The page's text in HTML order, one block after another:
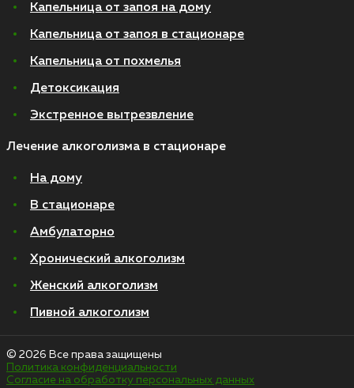
Капельница от запоя на дому
Капельница от запоя в стационаре
Капельница от похмелья
Детоксикация
Экстренное вытрезвление
Лечение алкоголизма в стационаре
На дому
В стационаре
Амбулаторно
Хронический алкоголизм
Женский алкоголизм
Пивной алкоголизм
© 2026 Все права защищены
Политика конфиденциальности
Согласие на обработку персональных данных